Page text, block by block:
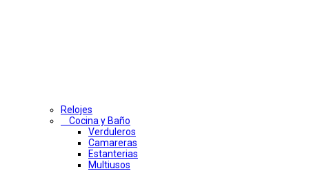
Relojes
Cocina y Baño
Verduleros
Camareras
Estanterias
Multiusos